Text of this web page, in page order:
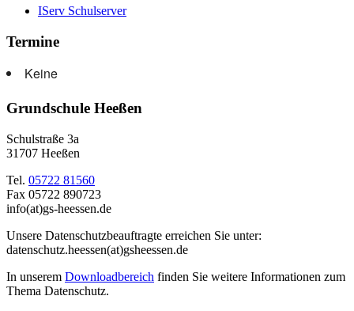
IServ Schulserver
Termine
Keine
Grundschule Heeßen
Schulstraße 3a
31707 Heeßen
Tel. 05722 81560
Fax 05722 890723
info(at)gs-heessen.de
Unsere Datenschutzbeauftragte erreichen Sie unter:
datenschutz.heessen(at)gsheessen.de
In unserem Downloadbereich finden Sie weitere Informationen zum
Thema Datenschutz.